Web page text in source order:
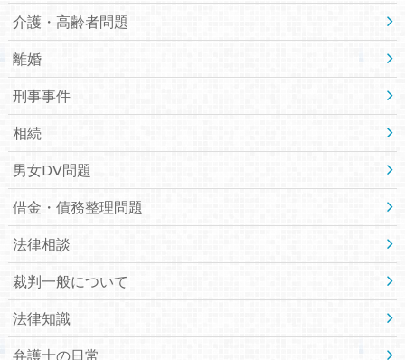
介護・高齢者問題
離婚
刑事事件
相続
男女DV問題
借金・債務整理問題
法律相談
裁判一般について
法律知識
弁護士の日常